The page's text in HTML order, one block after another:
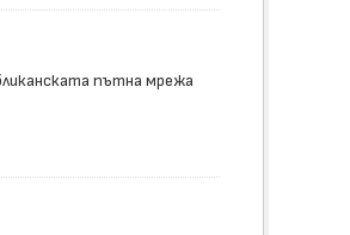
пътна мрежа